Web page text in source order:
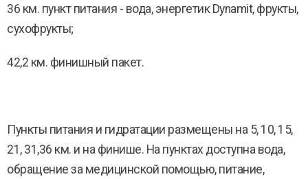
36 км. пункт питания - вода, энергетик Dynamit, фрукты,
сухофрукты;
42,2 км. финишный пакет.
Пункты питания и гидратации размещены на 5, 10, 15,
21, 31,36 км. и на финише. На пунктах доступна вода,
обращение за медицинской помощью, питание,